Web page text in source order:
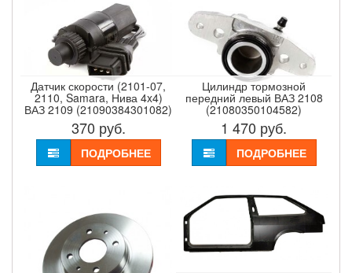
Датчик скорости (2101-07,
2110, Samara, Нива 4x4)
ВАЗ 2109 (21090384301082)
370 руб.
ПОДРОБНЕЕ
Цилиндр тормозной
передний левый ВАЗ 2108
(21080350104582)
1 470 руб.
ПОДРОБНЕЕ